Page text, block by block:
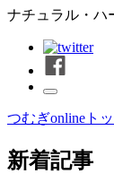
ナチュラル・
つむぎonlineト
新着記事